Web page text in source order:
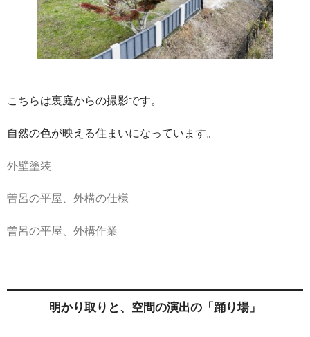
こちらは裏庭からの撮影です。
自然の色が映える住まいになっています。
外壁塗装
曽呂の平屋、外構の仕様
曽呂の平屋、外構作業
明かり取りと、空間の演出の「踊り場」